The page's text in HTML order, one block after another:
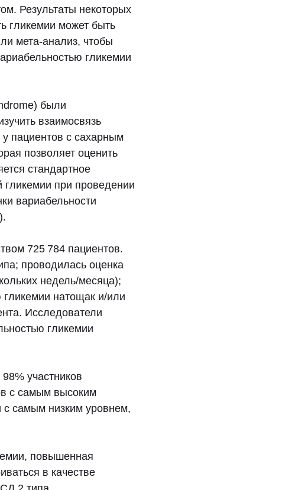
Результаты некоторых
гликемии может быть
мета-анализ, чтобы
гликемии
были
взаимосвязь
пациентов с сахарным
позволяет оценить
стандартное
гликемии при проведении
вариабельности
725 784 пациентов.
проводилась оценка
недель/месяца);
натощак и/или
Исследователи
гликемии
участников
c самым высоким
с самым низким уровнем,
повышенная
в качестве